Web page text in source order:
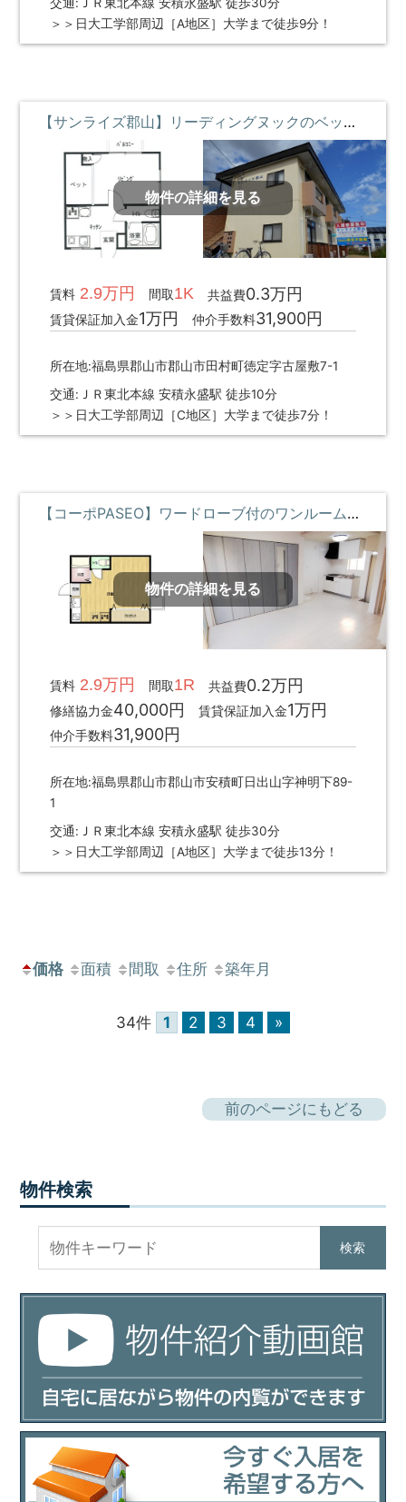
＞＞日大工学部周辺［A地区］大学まで徒歩9分！
【サンライズ郡山】リーディングヌックのベッドがある部屋 ②階 **即入居募集中**
物件の詳細を見る
賃料2.9万円 間取1K 共益費0.3万円
賃貸保証加入金1万円 仲介手数料31,900円
所在地:福島県郡山市郡山市田村町徳定字古屋敷7-1
交通:ＪＲ東北本線 安積永盛駅 徒歩10分
＞＞日大工学部周辺［C地区］大学まで徒歩7分！
【コーポPASEO】ワードローブ付のワンルームリノベ物件 **即入居募集中**
物件の詳細を見る
賃料2.9万円 間取1R 共益費0.2万円
修繕協力金40,000円 賃貸保証加入金1万円
仲介手数料31,900円
所在地:福島県郡山市郡山市安積町日出山字神明下89-
1
交通:ＪＲ東北本線 安積永盛駅 徒歩30分
＞＞日大工学部周辺［A地区］大学まで徒歩13分！
価格 面積 間取 住所 築年月
34件 1 2 3 4 »
前のページにもどる
物件検索